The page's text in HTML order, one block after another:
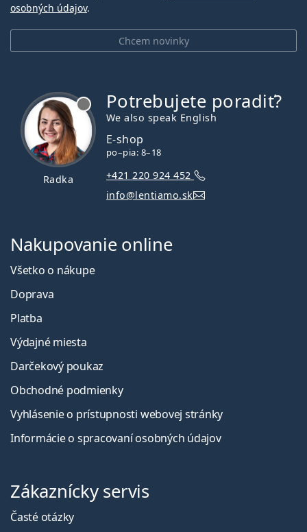
Chcem novinky
osobných údajov.
Radka
Potrebujete poradiť?
We also speak English
E-shop
po–pia: 8–18
+421 220 924 452
info@lentiamo.sk
Nakupovanie online
Všetko o nákupe
Doprava
Platba
Výdajné miesta
Darčekový poukaz
Obchodné podmienky
Vyhlásenie o prístupnosti webovej stránky
Informácie o spracovaní osobných údajov
Zákaznícky servis
Časté otázky